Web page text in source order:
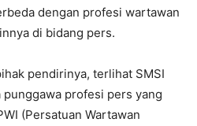
dengan profesi wartawan
di bidang pers.
pendirinya, terlihat SMSI
profesi pers yang
(Persatuan Wartawan